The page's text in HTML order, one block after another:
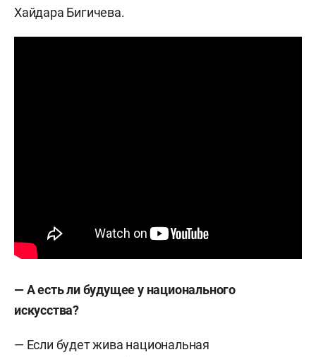
Хайдара Бигичева.
— А есть ли будущее у национального
искусства?
— Если будет жива национальная